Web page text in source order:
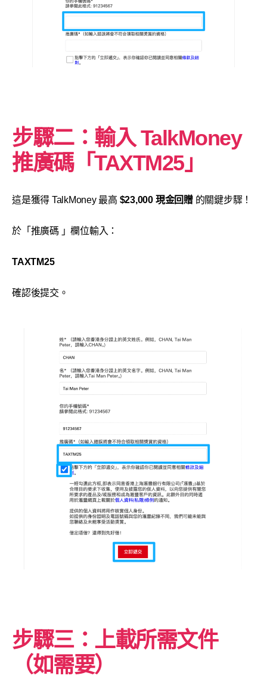
步驟二：輸入 TalkMoney
推廣碼「TAXTM25」
這是獲得 TalkMoney 最高 $23,000 現金回贈的關鍵步驟！
於「推廣碼 」欄位輸入：
TAXTM25
確認後提交。
步驟三：上載所需文件
（如需要）